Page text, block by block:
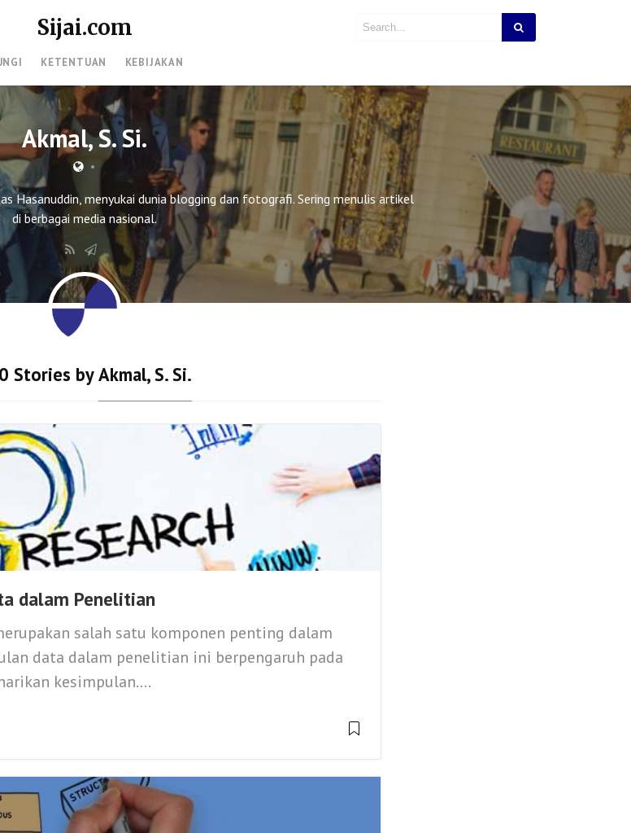
Sijai.com
KETENTUAN KEBIJAKAN
Akmal, S. Si.
•
Hasanuddin, menyukai dunia blogging dan fotografi. Sering menulis artikel
di berbagai media nasional.
Stories byAkmal, S. Si.
dalam Penelitian
salah satu komponen penting dalam
data dalam penelitian ini berpengaruh pada
kesimpulan....